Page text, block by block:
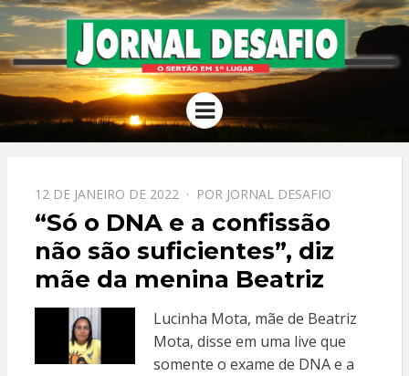
JORNAL
DESAFIO
O Sertão em 1º Lugar
Menu
PPOSTADO
EM
12 DE JANEIRO DE 2022 POR JORNAL DESAFIO
“Só o DNA e a confissão
não são suficientes”, diz
mãe da menina Beatriz
Lucinha Mota, mãe de Beatriz
Mota, disse em uma live que
somente o exame de DNA e a